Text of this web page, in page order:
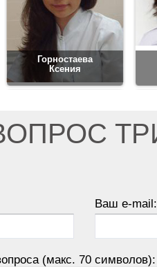
Горностаева
Ксения
Ваш e-mail:
(макс. 70 символов):